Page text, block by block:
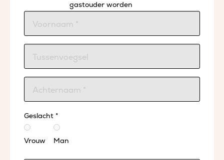
gastouder worden
Geslacht *
Vrouw Man